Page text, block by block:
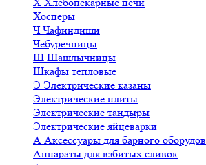
Хосперы
ЧЧафиндиши
Чебуречницы
Ш Шашлычницы
Шкафы тепловые
Э Электрические казаны
Электрические плиты
Электрические тандыры
Электрические яйцеварки
А Аксессуары для барного
Аппараты для взбитых сливок